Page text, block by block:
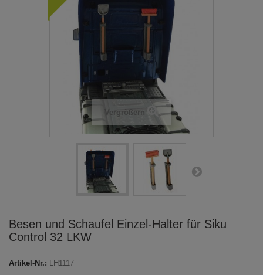
Vergrößern
Besen und Schaufel Einzel-Halter für Siku
Control 32 LKW
Artikel-Nr.: LH1117